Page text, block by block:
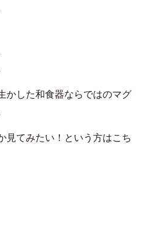
かした和食器ならではのマグ
見てみたい！という方はこち